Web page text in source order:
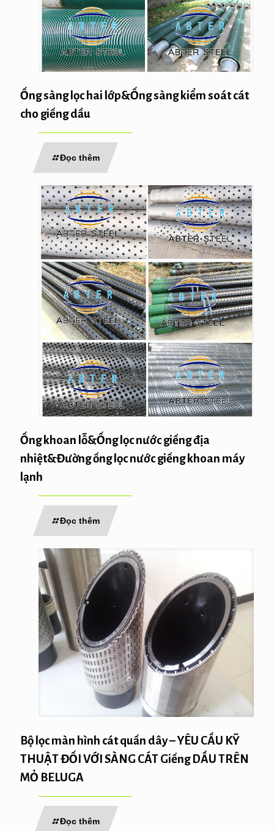
Ống sàng lọc hai lớp&Ống sàng kiểm soát cát
cho giếng dầu
Đọc thêm
Ống khoan lỗ&Ống lọc nước giếng địa
nhiệt&Đường ống lọc nước giếng khoan máy
lạnh
Đọc thêm
Bộ lọc màn hình cát quấn dây – YÊU CẦU KỸ
THUẬT ĐỐI VỚI SÀNG CÁT Giếng DẦU TRÊN
MỎ BELUGA
Đọc thêm